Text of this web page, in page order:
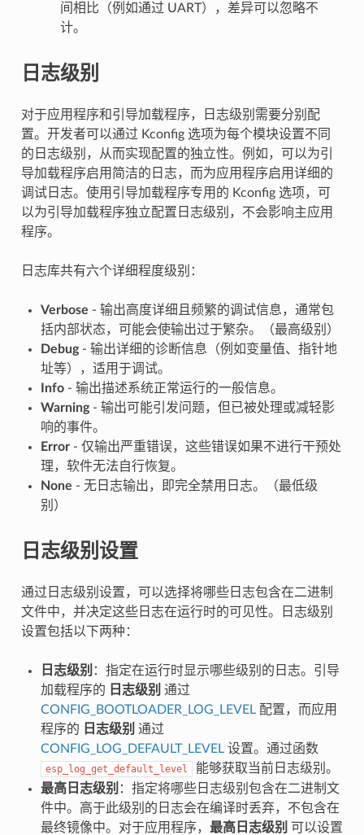
间相比（例如通过 UART），差异可以忽略不
计。
日志级别
对于应用程序和引导加载程序，日志级别需要分别配
置。开发者可以通过 Kconfig 选项为每个模块设置不同
的日志级别，从而实现配置的独立性。例如，可以为引
导加载程序启用简洁的日志，而为应用程序启用详细的
调试日志。使用引导加载程序专用的 Kconfig 选项，可
以为引导加载程序独立配置日志级别，不会影响主应用
程序。
日志库共有六个详细程度级别：
Verbose - 输出高度详细且频繁的调试信息，通常包
括内部状态，可能会使输出过于繁杂。（最高级别）
Debug- 输出详细的诊断信息（例如变量值、指针地
址等），适用于调试。
Info- 输出描述系统正常运行的一般信息。
Warning- 输出可能引发问题，但已被处理或减轻影
响的事件。
Error- 仅输出严重错误，这些错误如果不进行干预处
理，软件无法自行恢复。
None - 无日志输出，即完全禁用日志。（最低级
别）
日志级别设置
通过日志级别设置，可以选择将哪些日志包含在二进制
文件中，并决定这些日志在运行时的可见性。日志级别
设置包括以下两种：
日志级别 ：指定在运行时显示哪些级别的日志。引导
加载程序的 日志级别 通过
CONFIG_BOOTLOADER_LOG_LEVEL配置，而应用
程序的 日志级别 通过
CONFIG_LOG_DEFAULT_LEVEL设置。通过函数
esp_log_get_default_level
能够获取当前日志级别。
最高日志级别 ：指定将哪些日志级别包含在二进制文
件中。高于此级别的日志会在编译时丢弃，不包含在
最终镜像中。对于应用程序， 最高日志级别
可以设置